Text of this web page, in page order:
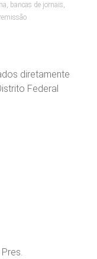
, bancas de jornais,
remissão
diretamente
Federal